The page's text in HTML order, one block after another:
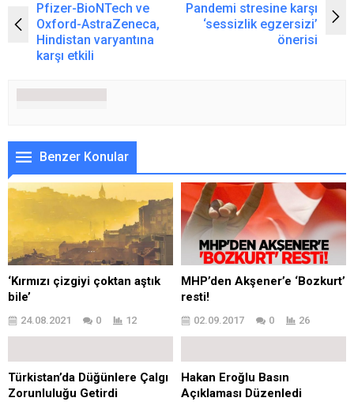
Pfizer-BioNTech ve
Oxford-AstraZeneca,
Hindistan varyantına
karşı etkili
Pandemi stresine karşı
‘sessizlik egzersizi’
önerisi
Benzer Konular
‘Kırmızı çizgiyi çoktan aştık
bile’
24.08.2021 0 12
MHP’den Akşener’e ‘Bozkurt’
resti!
02.09.2017 0 26
Türkistan’da Düğünlere Çalgı
Zorunluluğu Getirdi
Hakan Eroğlu Basın
Açıklaması Düzenledi